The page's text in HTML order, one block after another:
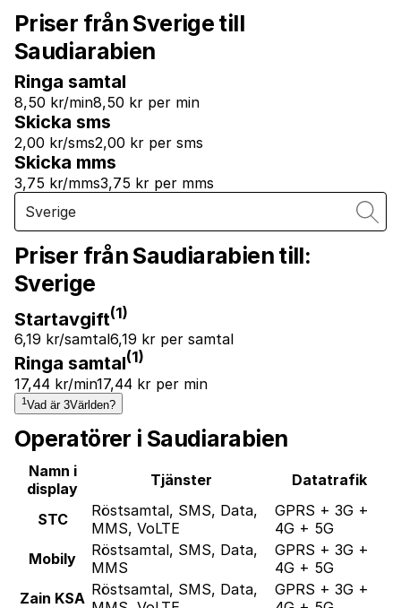
Priser från Sverige till
Saudiarabien
Ringa samtal
8,50 kr/min8,50 kr per min
Skicka sms
2,00 kr/sms2,00 kr per sms
Skicka mms
3,75 kr/mms3,75 kr per mms
Priser från Saudiarabien till:
Sverige
Startavgift(1)
6,19 kr/samtal6,19 kr per samtal
Ringa samtal(1)
17,44 kr/min17,44 kr per min
1Vad är 3Världen?
Operatörer i Saudiarabien
Namn i
display
Tjänster Datatrafik
STC
Röstsamtal, SMS, Data,
MMS, VoLTE
GPRS + 3G +
4G + 5G
Mobily
Röstsamtal, SMS, Data,
MMS
GPRS + 3G +
4G + 5G
Zain KSA Röstsamtal, SMS, Data,
GPRS + 3G +